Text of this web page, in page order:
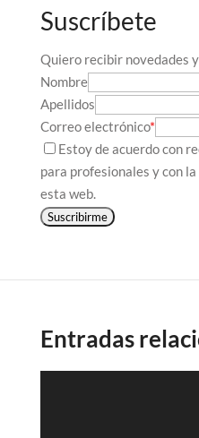
Suscríbete
Quiero recibir novedades
Nombre
Apellidos
Correo electrónico*
Estoy de acuerdo con
para profesionales y con la
esta web.
Suscribirme
Entradas